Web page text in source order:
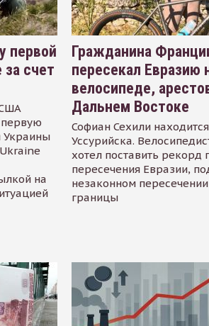
первой
счет
Украины
на
Гражданина
пересекал Евразию
велосипеде,
Дальнем Востоке
Софиан Сехили
Уссурийска.
хотел поставить рекорд
пересечения Евразии,
незаконном
границы